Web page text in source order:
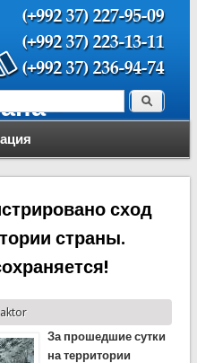
поиска Поиск
сход
страны.
За прошедшие сутки
на территории